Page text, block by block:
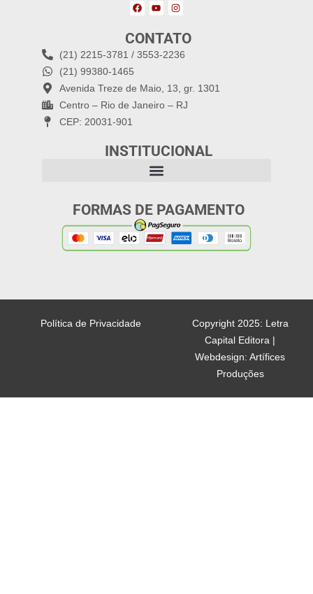
CONTATO
(21) 2215-3781 / 3553-2236
(21) 99380-1465
Avenida Treze de Maio, 13, gr. 1301
Centro – Rio de Janeiro – RJ
CEP: 20031-901
INSTITUCIONAL
FORMAS DE PAGAMENTO
Copyright 2025: Letra
Capital Editora |
Webdesign: Artífices
Produções
Política de Privacidade